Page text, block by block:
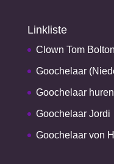
Linkliste
Clown Tom Bolton
Goochelaar
Goochelaar huren
Goochelaar Jordi
Goochelaar von